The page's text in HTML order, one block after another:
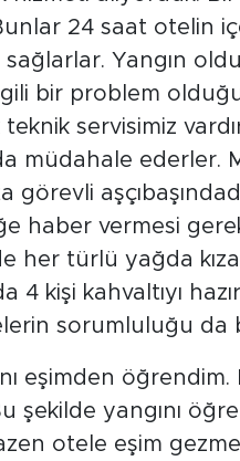
24 saat otelin
Yangın
bir problem
servisimiz
müdahale ederler.
görevli
haber vermesi
her türlü yağda
4 kişi kahvaltıyı
sorumluluğu da
eşimden
şekilde yangını
otele eşim